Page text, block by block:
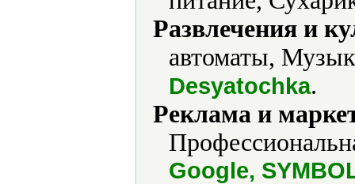
Развлечения и
автоматы,
Desyatochka.
Реклама и
Google,